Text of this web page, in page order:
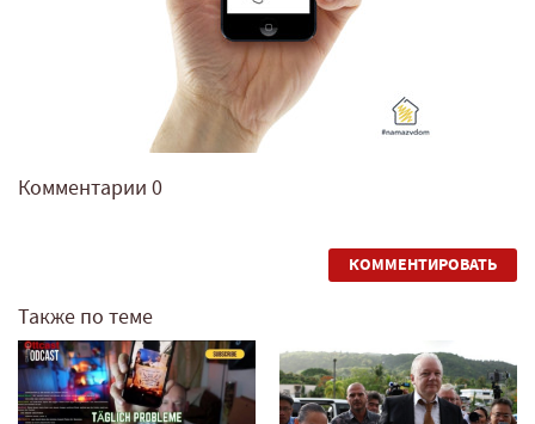
Комментарии 0
КОММЕНТИРОВАТЬ
Также по теме